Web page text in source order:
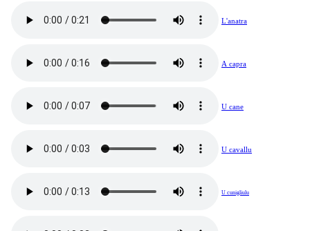
L'anatra
A capra
U cane
U cavallu
U cunigliulu